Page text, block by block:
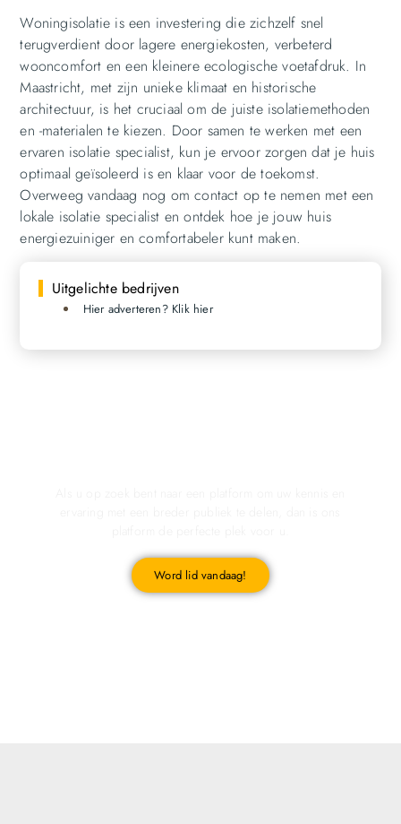
Woningisolatie is een investering die zichzelf snel
terugverdient door lagere energiekosten, verbeterd
wooncomfort en een kleinere ecologische voetafdruk. In
Maastricht, met zijn unieke klimaat en historische
architectuur, is het cruciaal om de juiste isolatiemethoden
en -materialen te kiezen. Door samen te werken met een
ervaren isolatie specialist, kun je ervoor zorgen dat je huis
optimaal geïsoleerd is en klaar voor de toekomst.
Overweeg vandaag nog om contact op te nemen met een
lokale isolatie specialist en ontdek hoe je jouw huis
energiezuiniger en comfortabeler kunt maken.
Uitgelichte bedrijven
Hier adverteren? Klik hier
Word lid vandaag!